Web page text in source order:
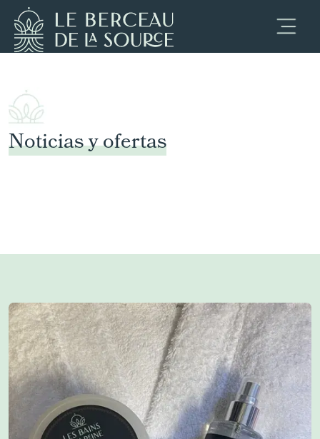
Pasar al contenido principal
Noticias y ofertas
Panel de gestión de cookies